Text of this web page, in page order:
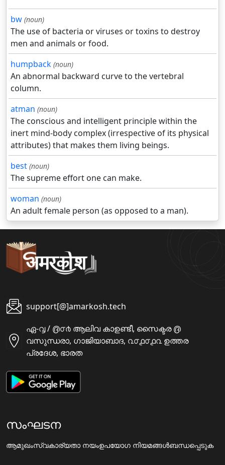
bw (noun)
The use of bacteria or viruses or toxins to destroy
men and animals or food.
humpback (noun)
An abnormal backward curve to the vertebral
column.
atman (noun)
The conscious and intelligent principle within the
inert mind-body complex (irrespective of its physical
attributes) that makes them living beings.
best (noun)
The supreme effort one can make.
woman (noun)
An adult female person (as opposed to a man).
support[@]amarkosh.tech
ഏ-൮ / ൫൦൪ ആലിവ കാഉണ്ടീ, സൈക്ടര ൫
വസുന്ധരാ, ഗാജിയാബാദ, ൨൦൧൦൧൨ ഉത്തര
പ്രദേശ, ഭാരത
സംഘടന
ആമുഖംസ്വകാര്യതാ നയംഉപയോഗ നിയമങ്ങൾബന്ധപ്പെടുക